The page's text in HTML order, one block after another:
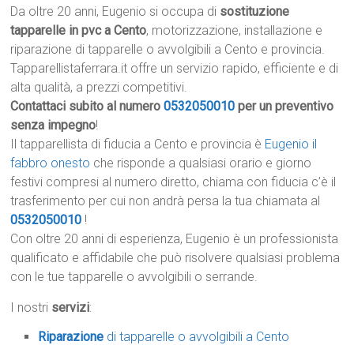
Da oltre 20 anni, Eugenio si occupa di sostituzione
tapparelle in pvc a Cento, motorizzazione, installazione e
riparazione di tapparelle o avvolgibili a Cento e provincia.
Tapparellistaferrara.it offre un servizio rapido, efficiente e di
alta qualità, a prezzi competitivi.
Contattaci subito al numero0532050010 per un preventivo
senza impegno!
Il tapparellista di fiducia a Cento e provincia è Eugenio il
fabbro onesto che risponde a qualsiasi orario e giorno
festivi compresi al numero diretto, chiama con fiducia c’è il
trasferimento per cui non andrà persa la tua chiamata al
0532050010 !
Con oltre 20 anni di esperienza, Eugenio è un professionista
qualificato e affidabile che può risolvere qualsiasi problema
con le tue tapparelle o avvolgibili o serrande.
I nostri servizi:
Riparazione di tapparelle o avvolgibili a Cento